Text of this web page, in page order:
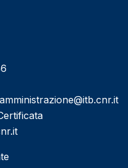
amministrazione@itb.cnr.it